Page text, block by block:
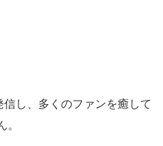
し、多くのファンを癒して
。